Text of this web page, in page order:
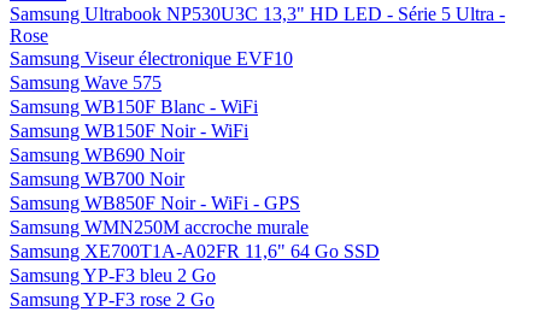
Samsung Ultrabook NP530U3C 13,3" HD LED - Série 5 Ultra -
Rose
Samsung Viseur électronique EVF10
Samsung Wave 575
Samsung WB150F Blanc - WiFi
Samsung WB150F Noir - WiFi
Samsung WB690 Noir
Samsung WB700 Noir
Samsung WB850F Noir - WiFi - GPS
Samsung WMN250M accroche murale
Samsung XE700T1A-A02FR 11,6" 64 Go SSD
Samsung YP-F3 bleu 2 Go
Samsung YP-F3 rose 2 Go